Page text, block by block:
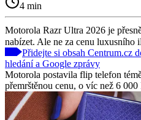
4 min
Motorola Razr Ultra 2026 je
nabízet. Ale ne za cenu luxusního
Přidejte si obsah Centrum.cz
hledání a Google zprávy
Motorola postavila flip telefon
přemrštěnou cenu, o víc než 6